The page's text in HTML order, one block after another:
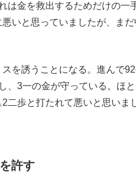
は金を救出するためだけの一
いと思っていましたが、ま
を誘うことになる。進んで
、3一の金が守っている。ほ
歩と打たれて悪いと思いま
許す